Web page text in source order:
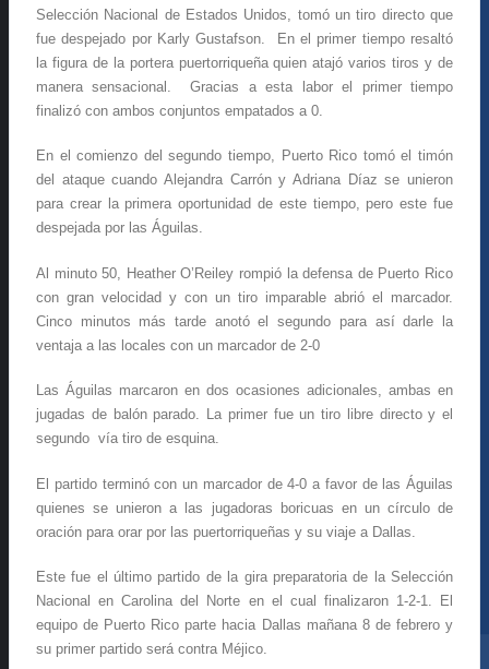
Selección Nacional de Estados Unidos, tomó un tiro directo que
fue despejado por Karly Gustafson. En el primer tiempo resaltó
la figura de la portera puertorriqueña quien atajó varios tiros y de
manera sensacional. Gracias a esta labor el primer tiempo
finalizó con ambos conjuntos empatados a 0.
En el comienzo del segundo tiempo, Puerto Rico tomó el timón
del ataque cuando Alejandra Carrón y Adriana Díaz se unieron
para crear la primera oportunidad de este tiempo, pero este fue
despejada por las Águilas.
Al minuto 50, Heather O’Reiley rompió la defensa de Puerto Rico
con gran velocidad y con un tiro imparable abrió el marcador.
Cinco minutos más tarde anotó el segundo para así darle la
ventaja a las locales con un marcador de 2-0
Las Águilas marcaron en dos ocasiones adicionales, ambas en
jugadas de balón parado. La primer fue un tiro libre directo y el
segundo vía tiro de esquina.
El partido terminó con un marcador de 4-0 a favor de las Águilas
quienes se unieron a las jugadoras boricuas en un círculo de
oración para orar por las puertorriqueñas y su viaje a Dallas.
Este fue el último partido de la gira preparatoria de la Selección
Nacional en Carolina del Norte en el cual finalizaron 1-2-1. El
equipo de Puerto Rico parte hacia Dallas mañana 8 de febrero y
su primer partido será contra Méjico.